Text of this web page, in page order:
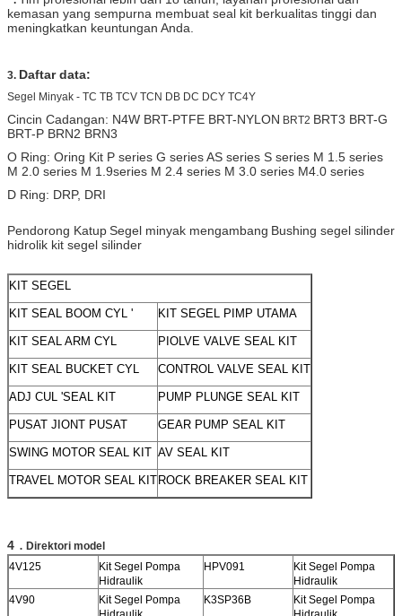
kemasan yang sempurna membuat seal kit berkualitas tinggi dan
meningkatkan keuntungan Anda.
3. Daftar data:
Segel Minyak - TC TB TCV TCN DB DC DCY TC4Y
Cincin Cadangan: N4W BRT-PTFE BRT-NYLON BRT2 BRT3 BRT-G
BRT-P BRN2 BRN3
O Ring: Oring Kit P series G series AS series S series M 1.5 series
M 2.0 series M 1.9series M 2.4 series M 3.0 series M4.0 series
D Ring: DRP, DRI
Pendorong KatupSegel minyak mengambang Bushing segel silinder
hidrolik kit segel silinder
KIT SEGEL
KIT SEAL BOOM CYL ' KIT SEGEL PIMP UTAMA
KIT SEAL ARM CYL PIOLVE VALVE SEAL KIT
KIT SEAL BUCKET CYL CONTROL VALVE SEAL KIT
ADJ CUL 'SEAL KIT PUMP PLUNGE SEAL KIT
PUSAT JIONT PUSAT GEAR PUMP SEAL KIT
SWING MOTOR SEAL KIT AV SEAL KIT
TRAVEL MOTOR SEAL KIT ROCK BREAKER SEAL KIT
4 . Direktori model
4V125
Kit Segel Pompa
Hidraulik
HPV091
Kit Segel Pompa
Hidraulik
4V90
Kit Segel Pompa
K3SP36B
Kit Segel Pompa